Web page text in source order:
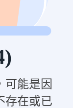
可能是因
存在或已